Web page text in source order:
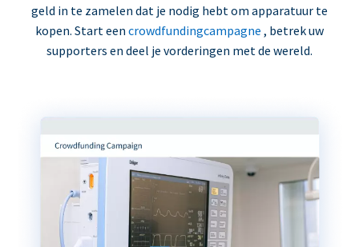
geld in te zamelen dat je nodig hebt om apparatuur te
kopen. Start een crowdfundingcampagne , betrek uw
supporters en deel je vorderingen met de wereld.